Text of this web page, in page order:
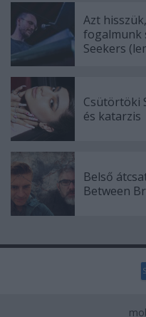
Azt
fogalmunk
Seekers
Csütörtöki
és katarzis
Belső
Between